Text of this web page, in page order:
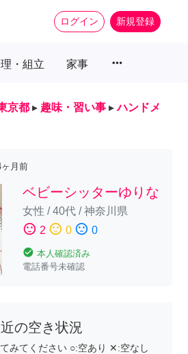
ログイン 新規登録
・組立 家事 more_horiz
京都 ▸ 趣味・習い事 ▸ ハンドメ
ヶ月前
ベビーシッターゆりな
女性 /40代/神奈川県
sentiment_satisfied 2 sentiment_neutral 0 sentiment_dissatisfied 0
check_circle 本人確認済み
電話番号未確認
の空き状況
みてください ○:空あり ✕:空なし